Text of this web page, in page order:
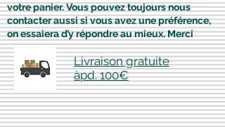
votre panier. Vous pouvez toujours nous
contacter aussi si vous avez une préférence,
on essaiera d’y répondre au mieux. Merci
Livraison gratuite
àpd. 100€